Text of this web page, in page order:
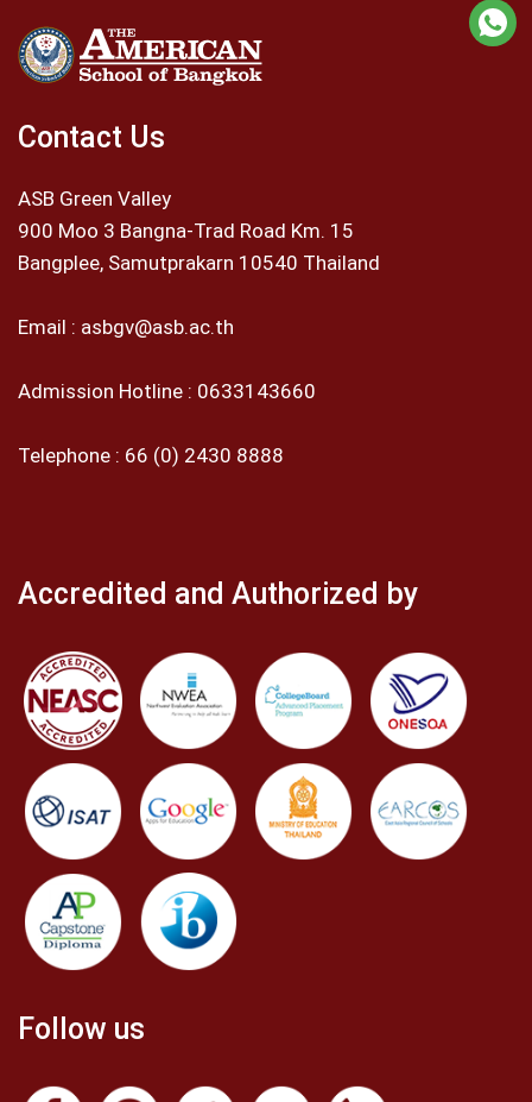
Contact Us
ASB Green Valley
900 Moo 3 Bangna-Trad Road Km. 15
Bangplee, Samutprakarn 10540 Thailand
Email : asbgv@asb.ac.th
Admission Hotline : 0633143660
Telephone : 66 (0) 2430 8888
Accredited and Authorized by
Follow us